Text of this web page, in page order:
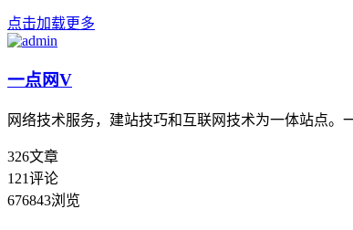
点击加载更多
一点网V
网络技术服务，建站技巧和互联网技术为一体站点。
326文章
121评论
676843浏览